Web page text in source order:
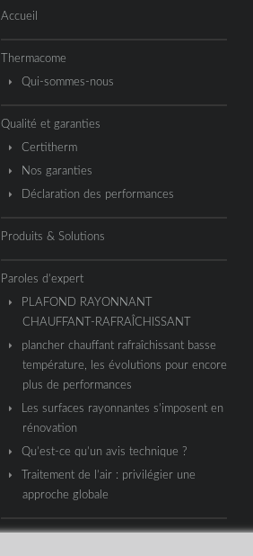
Accueil
Thermacome
Qui-sommes-nous
Qualité et garanties
Certitherm
Nos garanties
Déclaration des performances
Produits & Solutions
Paroles d’expert
PLAFOND RAYONNANT
CHAUFFANT-RAFRAÎCHISSANT
plancher chauffant rafraîchissant basse
température, les évolutions pour encore
plus de performances
Les surfaces rayonnantes s’imposent en
rénovation
Qu’est-ce qu’un avis technique ?
Traitement de l’air : privilégier une
approche globale